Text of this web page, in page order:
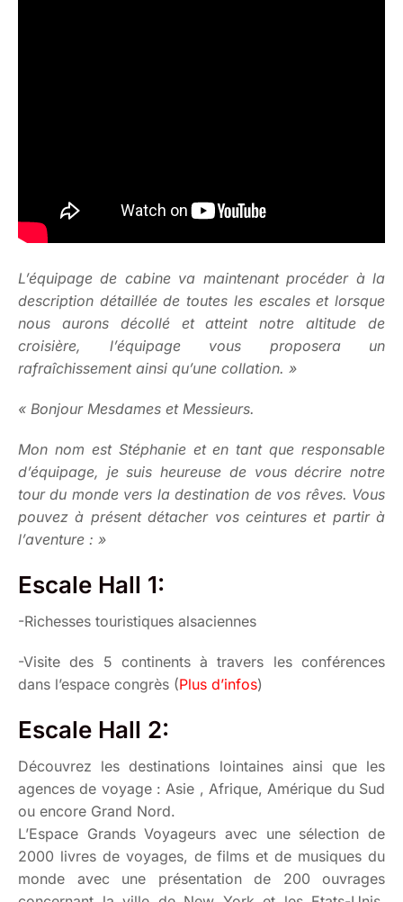
L’équipage de cabine va maintenant procéder à la
description détaillée de toutes les escales et lorsque
nous aurons décollé et atteint notre altitude de
croisière, l’équipage vous proposera un
rafraîchissement ainsi qu’une collation. »
« Bonjour Mesdames et Messieurs.
Mon nom est Stéphanie et en tant que responsable
d’équipage, je suis heureuse de vous décrire notre
tour du monde vers la destination de vos rêves. Vous
pouvez à présent détacher vos ceintures et partir à
l’aventure : »
Escale Hall 1:
-Richesses touristiques alsaciennes
-Visite des 5 continents à travers les conférences
dans l’espace congrès (Plus d’infos)
Escale Hall 2:
Découvrez les destinations lointaines ainsi que les
agences de voyage : Asie , Afrique, Amérique du Sud
ou encore Grand Nord.
L’Espace Grands Voyageurs avec une sélection de
2000 livres de voyages, de films et de musiques du
monde avec une présentation de 200 ouvrages